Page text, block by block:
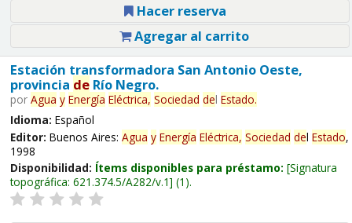
Hacer reserva
Agregar al carrito
Estación transformadora San Antonio Oeste,
provincia deRío Negro.
por Agua y Energía Eléctrica, Sociedad del Estado.
Idioma: Español
Editor: Buenos Aires: Agua y Energía Eléctrica, Sociedad del Estado,
1998
Disponibilidad: Ítems disponibles para préstamo: Signatura
topográfica: 621.374.5/A282/v.1 (1).